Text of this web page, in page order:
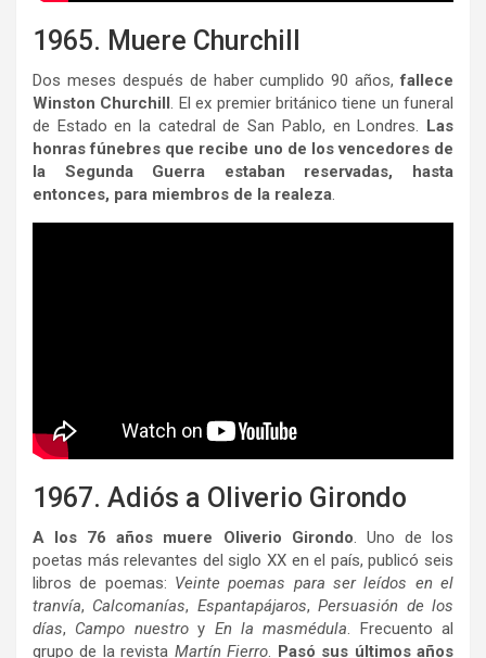
1965. Muere Churchill
Dos meses después de haber cumplido 90 años,fallece
Winston Churchill. El ex premier británico tiene un funeral
de Estado en la catedral de San Pablo, en Londres. Las
honras fúnebres que recibe uno de los vencedores de
la Segunda Guerra estaban reservadas, hasta
entonces, para miembros de la realeza.
1967. Adiós a Oliverio Girondo
A los 76 años muere Oliverio Girondo. Uno de los
poetas más relevantes del siglo XX en el país, publicó seis
libros de poemas: Veinte poemas para ser leídos en el
tranvía, Calcomanías, Espantapájaros,Persuasión de los
días, Campo nuestroy En la masmédula. Frecuento al
grupo de la revista Martín Fierro. Pasó sus últimos años